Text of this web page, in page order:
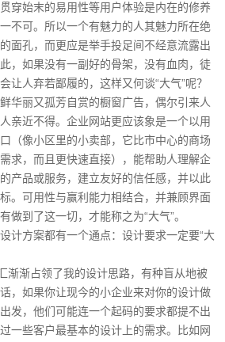
穿始末的易用性等用户体验是内在的修养
不可。所以一个有魅力的人其魅力所在绝
面孔，而更应是举手投足间不经意流露出
，如果没有一副好的骨架，没有血肉，徒
让人弃若鄙履的，这样又何谈“大气”呢？
华丽又孤芳自赏的橱窗广告，偶尔引来人
亲近不得。企业网站更应该象是一个以用
（像小区里的小卖部，它比市中心的商场
求，而且更快速直接），能帮助人理解企
产品或服务，建立友好的信任感，并以此
。可用性与赢利能力相结合，并兼顾界面
做到了这一切，才能称之为“大气”。
计方案都有一个通点：设计要求一定要“大
渐渐占领了我的设计思路，有种盲从地被
，如果你让现今的小企业来对你的设计做
发，他们可能连一个起码的要求都提不出
一些客户最基本的设计上的需求。比如网